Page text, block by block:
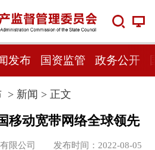
发布 国资监管 政务公开
> 新闻 > 正文
移动宽带网络全球领先
有限公司 发布时间：2022-08-05